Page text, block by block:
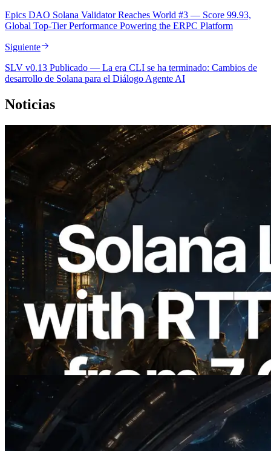
Epics DAO Solana Validator Reaches World #3 — Score 99.93,
Global Top-Tier Performance Powering the ERPC Platform
Siguiente
SLV v0.13 Publicado — La era CLI se ha terminado: Cambios de
desarrollo de Solana para el Diálogo Agente AI
Noticias
2026.08.05
ERPC amplía la Leader Slot API de
Solana con medición de ping desde 7
regiones globales — También se lanza la
Validators Information API
Leer este artículo